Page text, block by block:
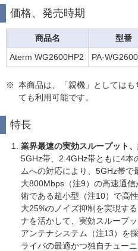
価格、発売時期
商品名 型番
Aterm WG2600HP2
PA-
※ 本商品は、「親機」としては
ても利用可能です。
特長
業界最速の実効スループット
5GHz帯、2.4GHz帯ともに4本
ムへの対応により、5GHz帯
大800Mbps（注9）の高速通
術である超小型（注10）で高
大25%のノイズ抑制を実現す
ナを活かして、実効スループ
アンテナシステム（注13）を
ライバの最適かつ独自チュー